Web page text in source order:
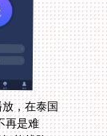
，在泰国
不再是难
能线路、
可靠售后
活。它帮
是为了随
网络限制
松设置，